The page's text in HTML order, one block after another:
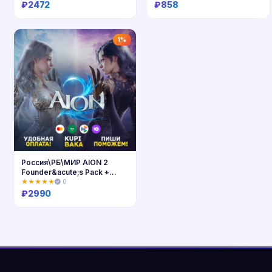
Купить
ДОСТАВКА
₽2472 ₽858
1%
Россия\РБ\МИР AION 2
Founder&acute;s Pack +
Выбор издания
★★★★★ 0
₽2990